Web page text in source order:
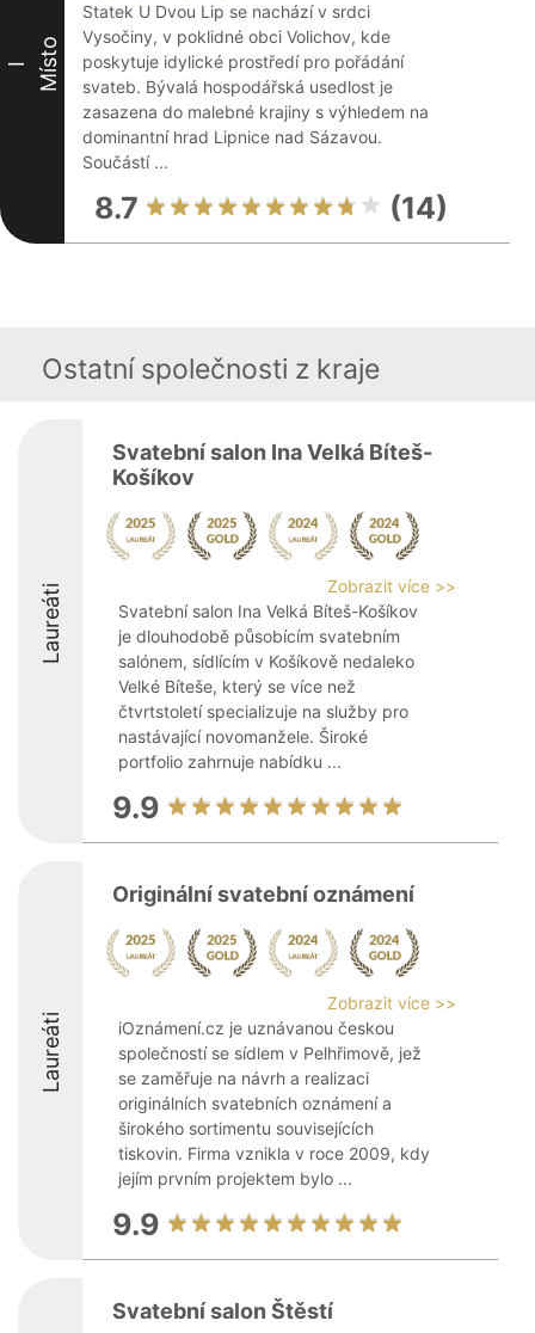
I Místo
Statek U Dvou Lip se nachází v srdci
Vysočiny, v poklidné obci Volichov, kde
poskytuje idylické prostředí pro pořádání
svateb. Bývalá hospodářská usedlost je
zasazena do malebné krajiny s výhledem na
dominantní hrad Lipnice nad Sázavou.
Součástí ...
8.7 (14)
Ostatní společnosti z kraje
Laureáti
Svatební salon Ina Velká Bíteš-
Košíkov
Zobrazit více >>
Svatební salon Ina Velká Bíteš-Košíkov
je dlouhodobě působícím svatebním
salónem, sídlícím v Košíkově nedaleko
Velké Bíteše, který se více než
čtvrtstoletí specializuje na služby pro
nastávající novomanžele. Široké
portfolio zahrnuje nabídku ...
9.9
Laureáti
Originální svatební oznámení
Zobrazit více >>
iOznámení.cz je uznávanou českou
společností se sídlem v Pelhřimově, jež
se zaměřuje na návrh a realizaci
originálních svatebních oznámení a
širokého sortimentu souvisejících
tiskovin. Firma vznikla v roce 2009, kdy
jejím prvním projektem bylo ...
9.9
Svatební salon Štěstí